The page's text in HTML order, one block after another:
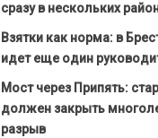
сразу в нескольких
Взятки как норма: в
идет еще один
Мост через Припять:
должен закрыть
разрыв